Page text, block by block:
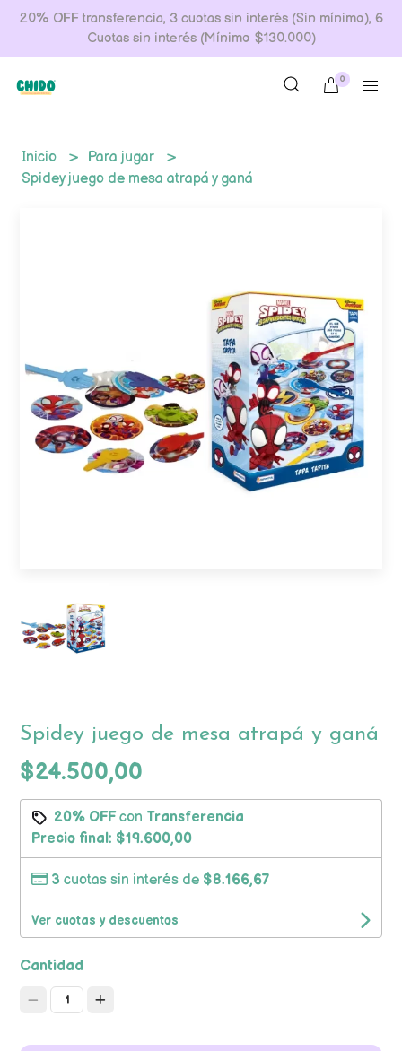
20% OFF transferencia, 3 cuotas sin interés (Sin mínimo), 6
Cuotas sin interés (Mínimo $130.000)
0
Inicio
Para jugar
Spidey juego de mesa atrapá y ganá
Spidey juego de mesa atrapá y ganá
$24.500,00
20% OFFcon Transferencia
Precio final: $19.600,00
3 cuotas sin interés de $8.166,67
Ver cuotas y descuentos
Cantidad
1